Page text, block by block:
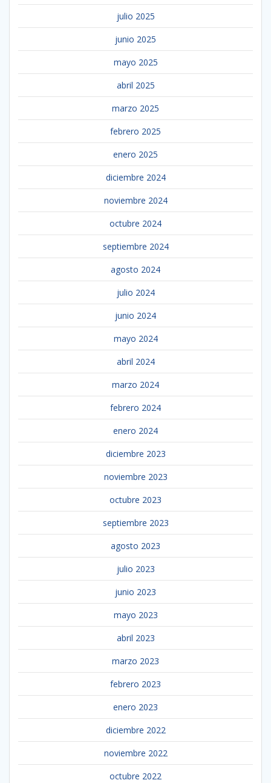
julio 2025
junio 2025
mayo 2025
abril 2025
marzo 2025
febrero 2025
enero 2025
diciembre 2024
noviembre 2024
octubre 2024
septiembre 2024
agosto 2024
julio 2024
junio 2024
mayo 2024
abril 2024
marzo 2024
febrero 2024
enero 2024
diciembre 2023
noviembre 2023
octubre 2023
septiembre 2023
agosto 2023
julio 2023
junio 2023
mayo 2023
abril 2023
marzo 2023
febrero 2023
enero 2023
diciembre 2022
noviembre 2022
octubre 2022